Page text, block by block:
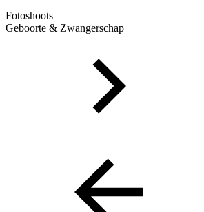
Fotoshoots
Geboorte & Zwangerschap